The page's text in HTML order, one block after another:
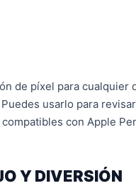
de píxel para cualquier
usarlo para
con Apple
Y DIVERSIÓN